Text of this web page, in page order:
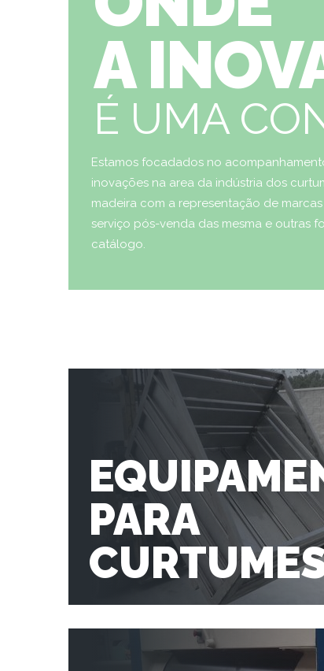
A
É UMA
Estamos focadados no
inovações na area da indústria dos
madeira com a representação de
serviço pós-venda das mesma e outras
catálogo.
PARA